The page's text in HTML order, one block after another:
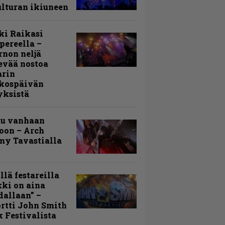
ikiuneen
Raikasi
–
neljä
nostoa
vanhaan
– Arch
Tavastialla
festareilla
on aina
–
John Smith
Festivalista